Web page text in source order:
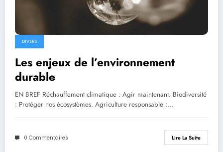
DIVERS
Les enjeux de l’environnement
durable
EN BREF Réchauffement climatique : Agir maintenant. Biodiversité
: Protéger nos écosystèmes. Agriculture responsable :…
0 Commentaires Lire La Suite